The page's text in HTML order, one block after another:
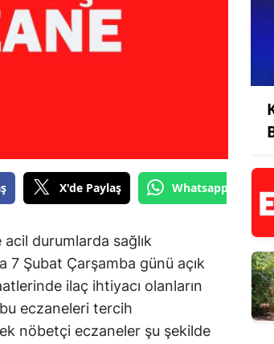
X'de Paylaş Whatsapp'tan
durumlarda sağlık
7 Şubat Çarşamba günü açık
ilaç ihtiyacı olanların
eczaneleri tercih
nöbetçi eczaneler şu şekilde